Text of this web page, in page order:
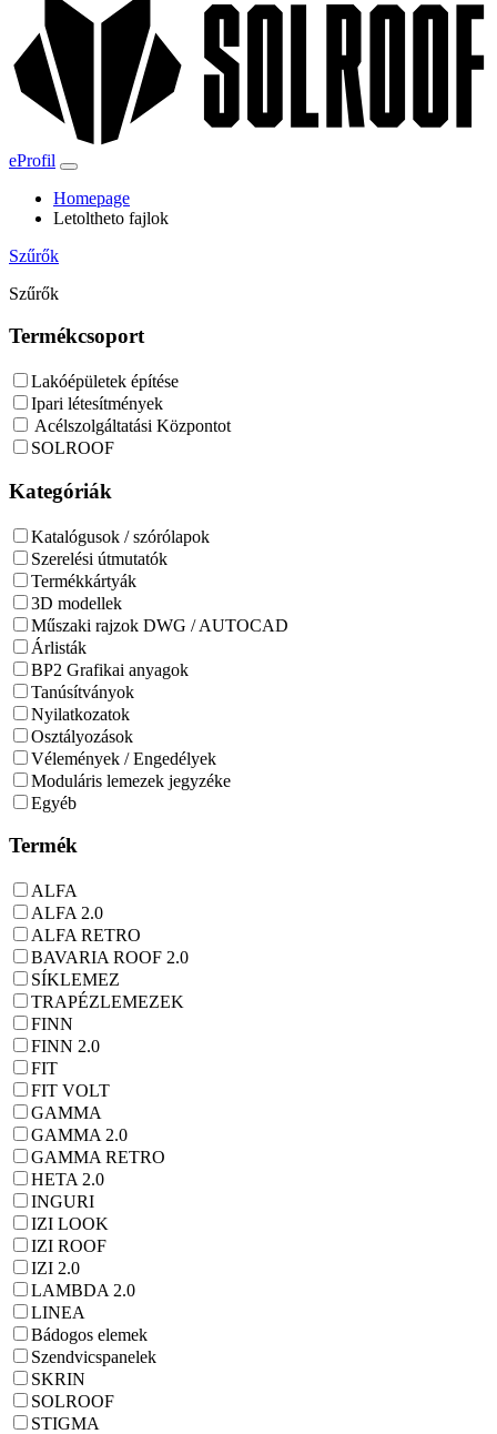
eProfil
Homepage
Letoltheto fajlok
Szűrők
Szűrők
Termékcsoport
Lakóépületek építése
Ipari létesítmények
Acélszolgáltatási Központot
SOLROOF
Kategóriák
Katalógusok / szórólapok
Szerelési útmutatók
Termékkártyák
3D modellek
Műszaki rajzok DWG / AUTOCAD
Árlisták
BP2 Grafikai anyagok
Tanúsítványok
Nyilatkozatok
Osztályozások
Vélemények / Engedélyek
Moduláris lemezek jegyzéke
Egyéb
Termék
ALFA
ALFA 2.0
ALFA RETRO
BAVARIA ROOF 2.0
SÍKLEMEZ
TRAPÉZLEMEZEK
FINN
FINN 2.0
FIT
FIT VOLT
GAMMA
GAMMA 2.0
GAMMA RETRO
HETA 2.0
INGURI
IZI LOOK
IZI ROOF
IZI 2.0
LAMBDA 2.0
LINEA
Bádogos elemek
Szendvicspanelek
SKRIN
SOLROOF
STIGMA